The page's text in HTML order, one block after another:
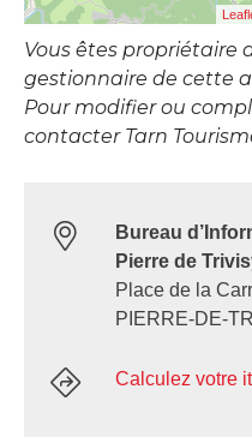
Vous êtes propriétaire
gestionnaire de cette
Pour modifier ou
contacter Tarn
Bureau
Pierre de
Place de la
PIERRE-DE-
Calculez votre